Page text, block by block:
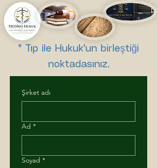
" Tıp ile Hukuk'un birleştiği
noktadasınız.
Şirket adı
Ad *
Soyad *